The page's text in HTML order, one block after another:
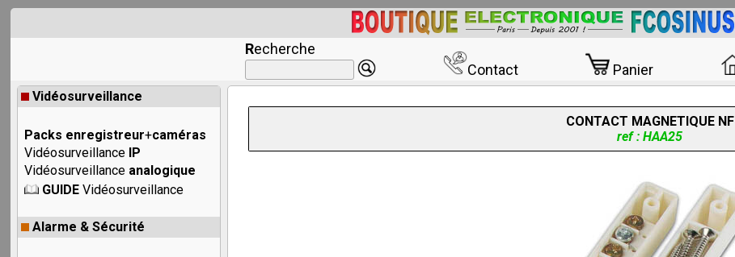
Recherche
Contact
Panier
Vidéosurveillance
Packs enregistreur+caméras
Vidéosurveillance IP
Vidéosurveillance analogique
GUIDE Vidéosurveillance
Alarme & Sécurité
CONTACT MAGNETIQUE NF
ref : HAA25